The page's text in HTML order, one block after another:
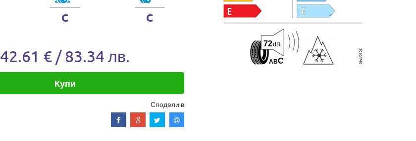
C C
42.61 € / 83.34 лв.
Купи
Сподели в
A BC
72dB